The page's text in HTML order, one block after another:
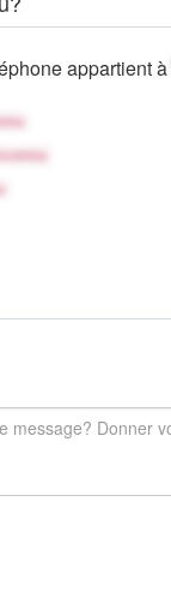
appartient à